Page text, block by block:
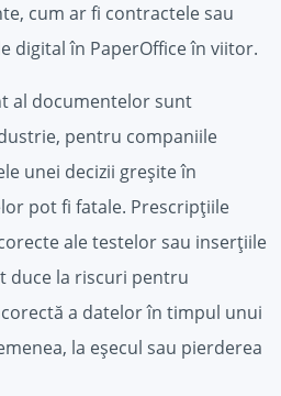
cum ar fi contractele sau
digital în PaperOffice în viitor.
al documentelor sunt
pentru companiile
unei decizii greșite în
pot fi fatale. Prescripțiile
ale testelor sau inserțiile
duce la riscuri pentru
a datelor în timpul unui
la eșecul sau pierderea